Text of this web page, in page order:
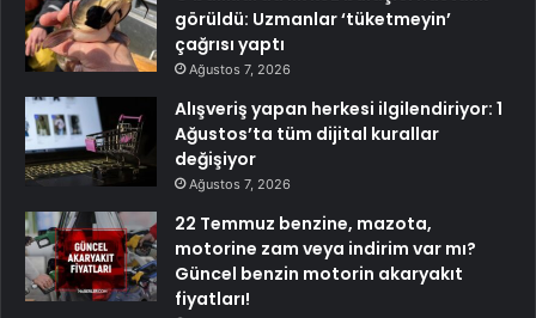
görüldü: Uzmanlar ‘tüketmeyin’
çağrısı yaptı
Ağustos 7, 2026
Alışveriş yapan herkesi ilgilendiriyor: 1
Ağustos’ta tüm dijital kurallar
değişiyor
Ağustos 7, 2026
22 Temmuz benzine, mazota,
motorine zam veya indirim var mı?
Güncel benzin motorin akaryakıt
fiyatları!